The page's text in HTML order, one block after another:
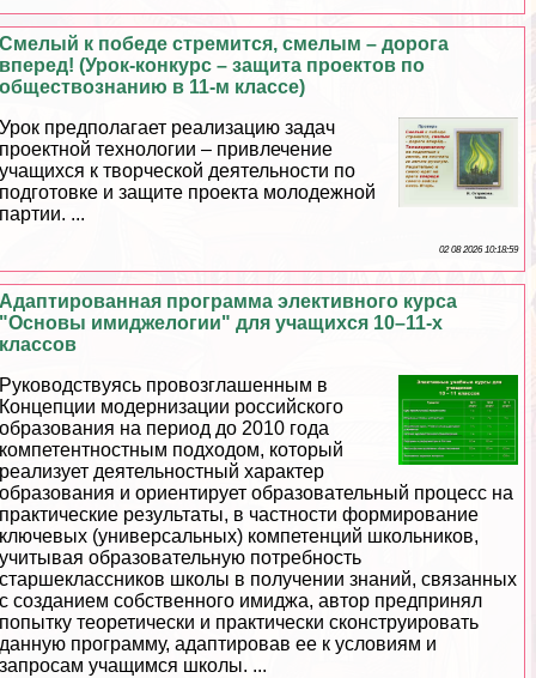
Смелый к победе стремится, смелым – дорога
вперед! (Урок-конкурс – защита проектов по
обществознанию в 11-м классе)
Урок предполагает реализацию задач
проектной технологии – привлечение
учащихся к творческой деятельности по
подготовке и защите проекта молодежной
партии. ...
02 08 2026 10:18:59
Адаптированная программа элективного курса
"Основы имиджелогии" для учащихся 10–11-х
классов
Руководствуясь провозглашенным в
Концепции модернизации российского
образования на период до 2010 года
компетентностным подходом, который
реализует деятельностный хаpaктер
образования и ориентирует образовательный процесс на
пpaктические результаты, в частности формирование
ключевых (универсальных) компетенций школьников,
учитывая образовательную потребность
старшеклассников школы в получении знаний, связанных
с созданием собственного имиджа, автор предпринял
попытку теоретически и пpaктически сконструировать
данную программу, адаптировав ее к условиям и
запросам учащимся школы. ...